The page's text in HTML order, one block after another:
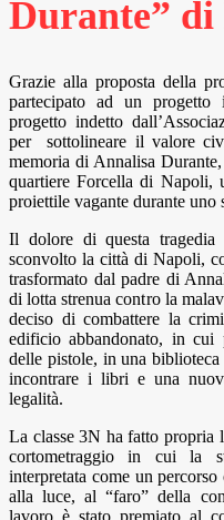
Durante”
Grazie alla proposta della
partecipato ad un
progetto indetto
per sottolineare il valore
memoria di Annalisa
quartiere Forcella di Napoli,
proiettile vagante durante
Il dolore di questa
sconvolto la città di Napoli,
trasformato dal padre di
di lotta strenua contro la
deciso di combattere la
edificio abbandonato, in cui
delle pistole, in una
incontrare i libri e una
legalità.
La classe 3N ha fatto propria
cortometraggio in cui la
interpretata come un
alla luce, al “faro” della
lavoro è stato premiato al